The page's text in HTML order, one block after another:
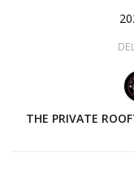
THE PRIVATE